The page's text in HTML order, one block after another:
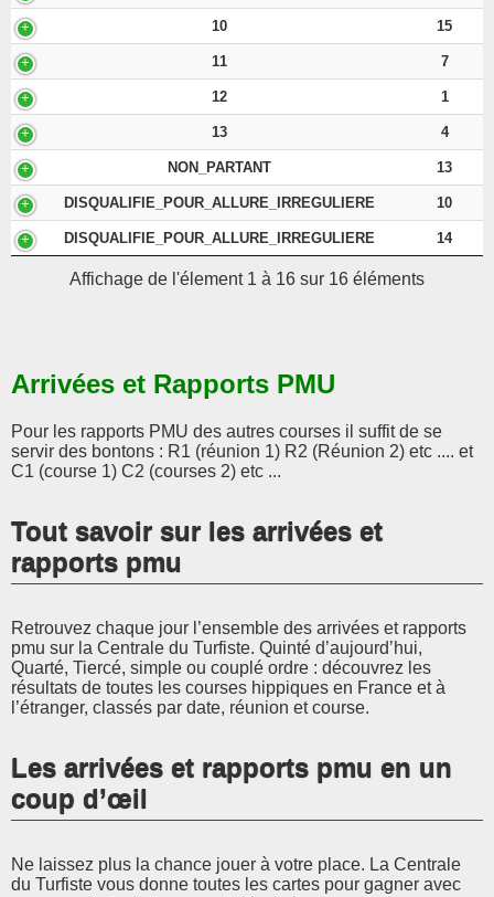
10 15
11 7
12 1
13 4
NON_PARTANT 13
DISQUALIFIE_POUR_ALLURE_IRREGULIERE 10
DISQUALIFIE_POUR_ALLURE_IRREGULIERE 14
Affichage de l'élement 1 à 16 sur 16 éléments
Arrivées et Rapports PMU
Pour les rapports PMU des autres courses il suffit de se
servir des bontons : R1 (réunion 1) R2 (Réunion 2) etc .... et
C1 (course 1) C2 (courses 2) etc ...
Tout savoir sur les arrivées et
rapports pmu
Retrouvez chaque jour l’ensemble des arrivées et rapports
pmu sur la Centrale du Turfiste. Quinté d’aujourd’hui,
Quarté, Tiercé, simple ou couplé ordre : découvrez les
résultats de toutes les courses hippiques en France et à
l’étranger, classés par date, réunion et course.
Les arrivées et rapports pmu en un
coup d’œil
Ne laissez plus la chance jouer à votre place. La Centrale
du Turfiste vous donne toutes les cartes pour gagner avec